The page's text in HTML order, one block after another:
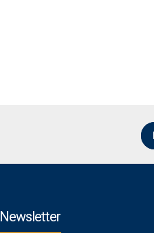
Newsletter